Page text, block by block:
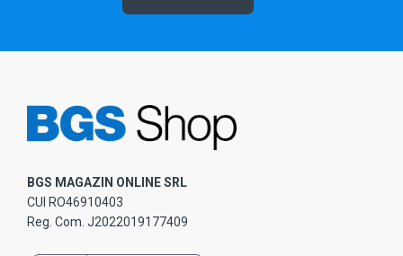
BGS MAGAZIN ONLINE SRL
CUI RO46910403
Reg. Com. J2022019177409